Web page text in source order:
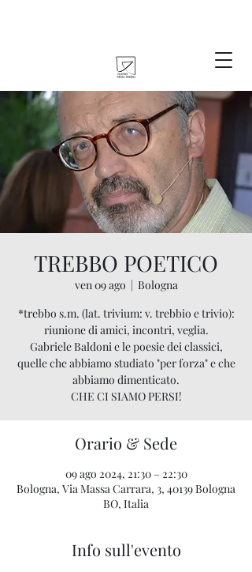
TREBBO POETICO
ven 09 ago
  |
Bologna
*trebbo s.m. (lat. trivium: v. trebbio e trivio):
riunione di amici, incontri, veglia.
Gabriele Baldoni e le poesie dei classici,
quelle che abbiamo studiato "per forza" e che
abbiamo dimenticato.
CHE CI SIAMO PERSI!
Orario & Sede
09 ago 2024, 21:30 – 22:30
Bologna, Via Massa Carrara, 3, 40139 Bologna
BO, Italia
Info sull'evento